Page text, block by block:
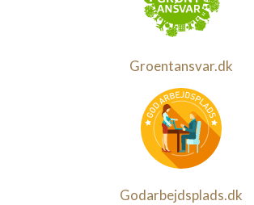
Groentansvar.dk
Godarbejdsplads.dk